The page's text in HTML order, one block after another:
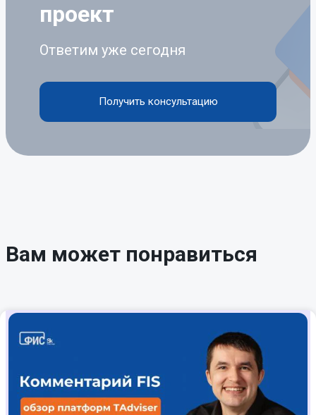
проект
Ответим уже сегодня
Получить консультацию
Вам может понравиться